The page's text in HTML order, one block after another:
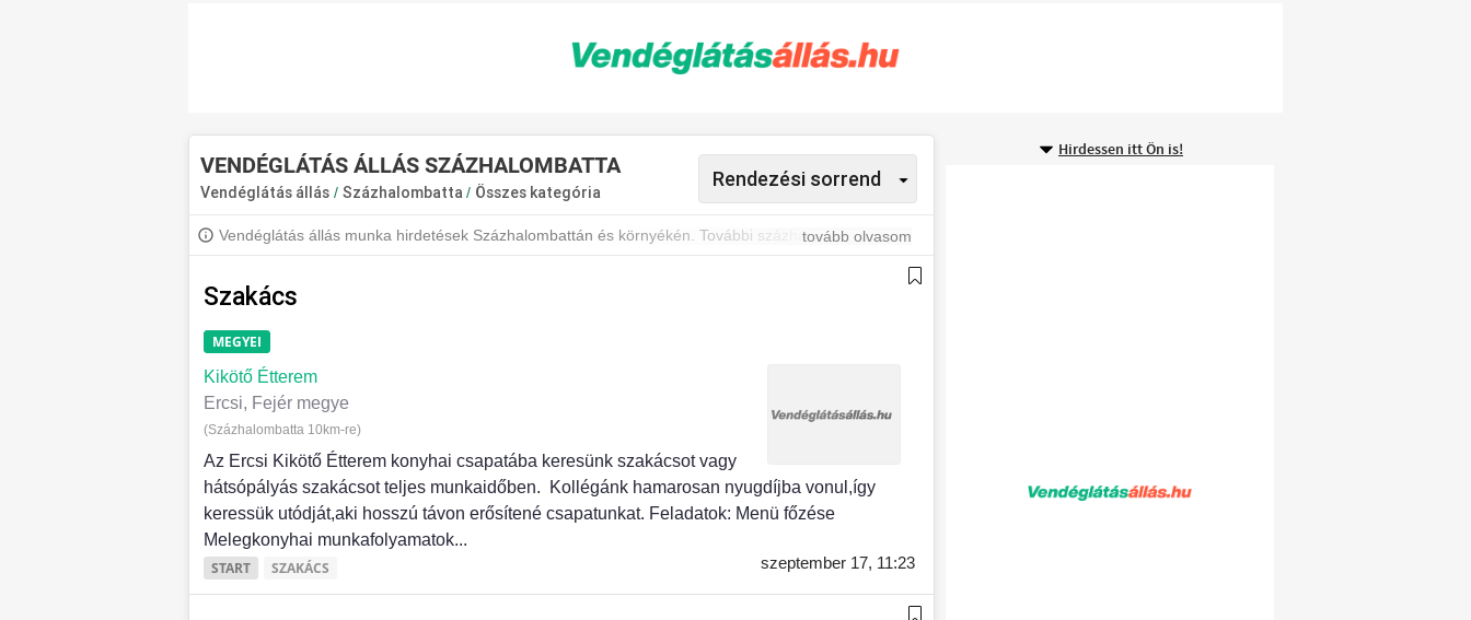
VENDÉGLÁTÁS ÁLLÁS SZÁZHALOMBATTA
Vendéglátás állás / Százhalombatta / Összes kategória
Vendéglátás állás munka hirdetések Százhalombattán és környékén. További százhalombattai
tovább olvasom
Szakács
MEGYEI
Kikötő Étterem
Ercsi, Fejér megye
(Százhalombatta 10km-re)
Az Ercsi Kikötő Étterem konyhai csapatába keresünk szakácsot vagy
hátsópályás szakácsot teljes munkaidőben. Kollégánk hamarosan nyugdíjba vonul,így
keressük utódját,aki hosszú távon erősítené csapatunkat. Feladatok: Menü főzése
Melegkonyhai munkafolyamatok...
START
SZAKÁCS szeptember 17, 11:23
Hirdessen itt Ön is!